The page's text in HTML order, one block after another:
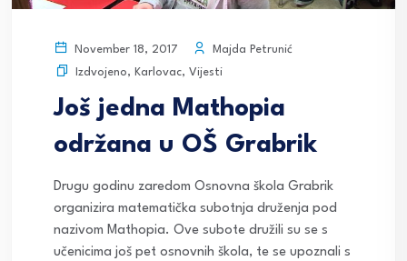
November 18, 2017
Majda Petrunić
Izdvojeno, Karlovac, Vijesti
Još jedna Mathopia
održana u OŠ Grabrik
Drugu godinu zaredom Osnovna škola Grabrik
organizira matematička subotnja druženja pod
nazivom Mathopia. Ove subote družili su se s
učenicima još pet osnovnih škola, te se upoznali s